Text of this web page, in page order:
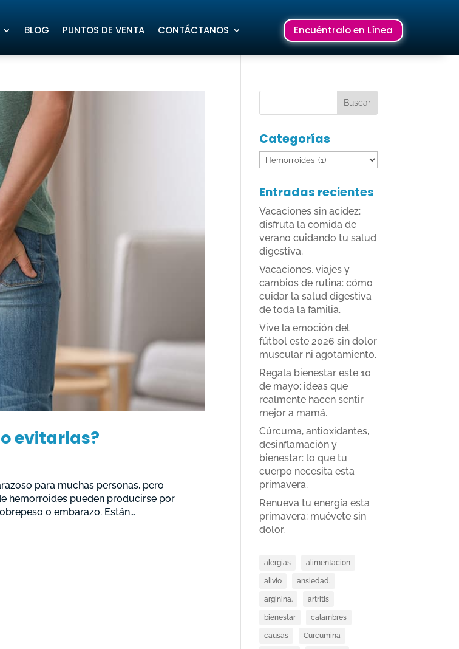
BLOG PUNTOS DE VENTA CONTÁCTANOS Encuéntralo en Línea
evitarlas?
para muchas personas, pero
hemorroides pueden producirse por
o embarazo. Están...
Categorías
Categorías
Entradas recientes
Vacaciones sin acidez:
disfruta la comida de
verano cuidando tu salud
digestiva.
Vacaciones, viajes y
cambios de rutina: cómo
cuidar la salud digestiva
de toda la familia.
Vive la emoción del
fútbol este 2026 sin dolor
muscular ni agotamiento.
Regala bienestar este 10
de mayo: ideas que
realmente hacen sentir
mejor a mamá.
Cúrcuma, antioxidantes,
desinflamación y
bienestar: lo que tu
cuerpo necesita esta
primavera.
Renueva tu energía esta
primavera: muévete sin
dolor.
alergias alimentacion
alivio ansiedad.
arginina. artritis
bienestar calambres
causas Curcumina